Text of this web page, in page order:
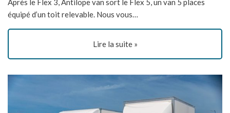
Après le Flex 3, Antilope van sort le Flex 5, un van 5 places
équipé d’un toit relevable. Nous vous…
Lire la suite »